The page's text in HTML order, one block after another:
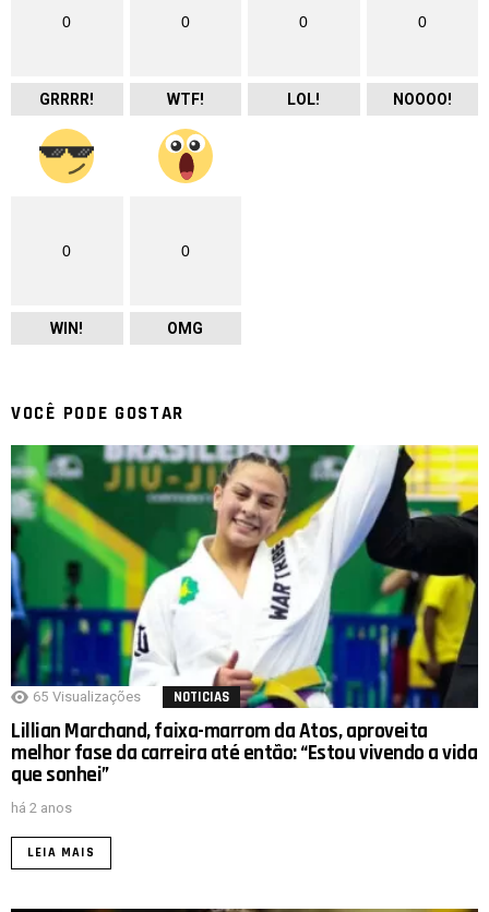
0
GRRRR!
0
WTF!
0
LOL!
0
NOOOO!
0
WIN!
0
OMG
VOCÊ PODE GOSTAR
65 Visualizações NOTICIAS
Lillian Marchand, faixa-marrom da Atos, aproveita
melhor fase da carreira até então: “Estou vivendo a vida
que sonhei”
há 2 anos
LEIA MAIS